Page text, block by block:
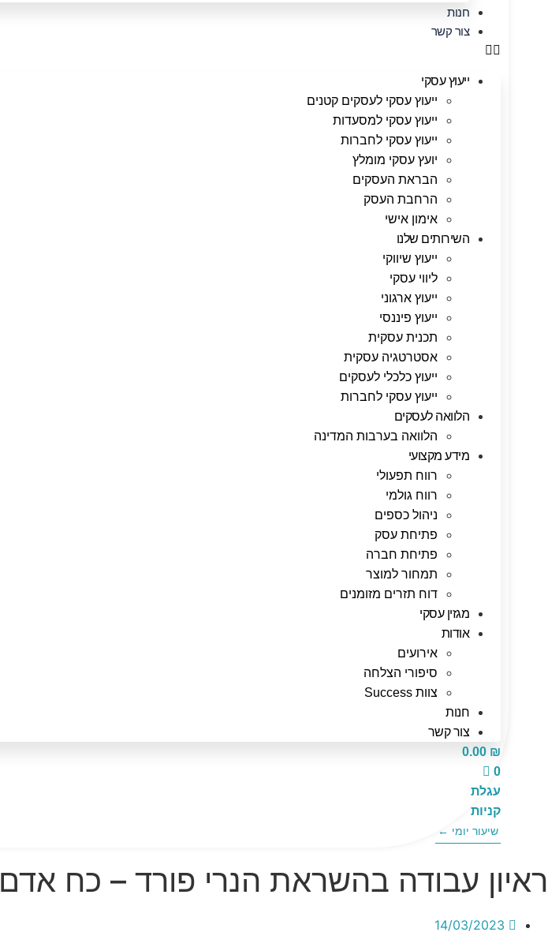
חנות
צור קשר
ייעוץ עסקי
ייעוץ עסקי לעסקים קטנים
ייעוץ עסקי למסעדות
ייעוץ עסקי לחברות
יועץ עסקי מומלץ
הבראת העסקים
הרחבת העסק
אימון אישי
השירותים שלנו
ייעוץ שיווקי
ליווי עסקי
ייעוץ ארגוני
ייעוץ פיננסי
תכנית עסקית
אסטרטגיה עסקית
ייעוץ כלכלי לעסקים
ייעוץ עסקי לחברות
הלוואה לעסקים
הלוואה בערבות המדינה
מידע מקצועי
רווח תפעולי
רווח גולמי
ניהול כספים
פתיחת עסק
פתיחת חברה
תמחור למוצר
דוח תזרים מזומנים
מגזין עסקי
אודות
אירועים
סיפורי הצלחה
צוות Success
חנות
צור קשר
0.00 ₪
0
עגלת
קניות
שיעור יומי ←
ראיון עבודה בהשראת הנרי פורד – כח אדם
14/03/2023